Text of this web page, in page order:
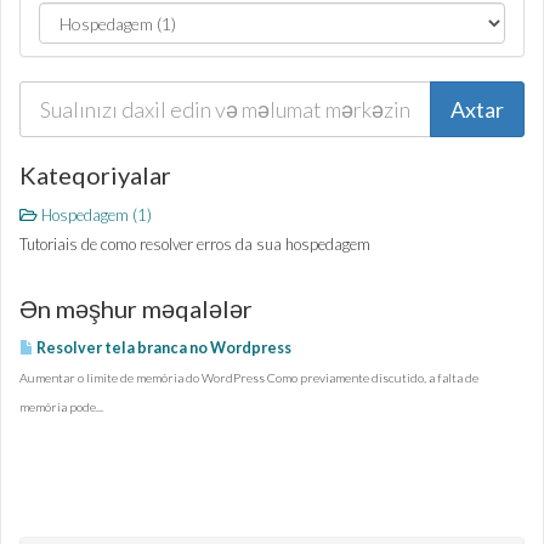
Kateqoriyalar
Hospedagem (1)
Tutoriais de como resolver erros da sua hospedagem
Ən məşhur məqalələr
Resolver tela branca no Wordpress
Aumentar o limite de memória do WordPress Como previamente discutido, a falta de
memória pode...